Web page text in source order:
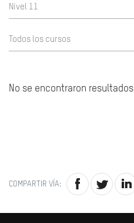
Nivel 11
Todos los cursos
No se encontraron resultados
COMPARTIR VÍA: